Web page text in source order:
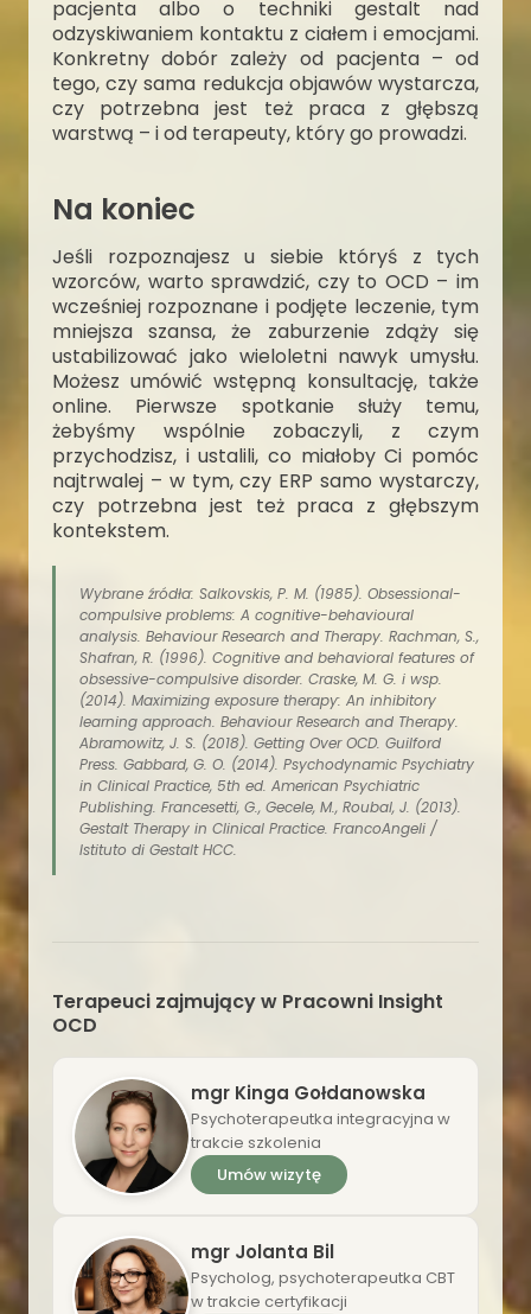
pacjenta albo o techniki gestalt nad
odzyskiwaniem kontaktu z ciałem i emocjami.
Konkretny dobór zależy od pacjenta – od
tego, czy sama redukcja objawów wystarcza,
czy potrzebna jest też praca z głębszą
warstwą – i od terapeuty, który go prowadzi.
Na koniec
Jeśli rozpoznajesz u siebie któryś z tych
wzorców, warto sprawdzić, czy to OCD – im
wcześniej rozpoznane i podjęte leczenie, tym
mniejsza szansa, że zaburzenie zdąży się
ustabilizować jako wieloletni nawyk umysłu.
Możesz umówić wstępną konsultację, także
online. Pierwsze spotkanie służy temu,
żebyśmy wspólnie zobaczyli, z czym
przychodzisz, i ustalili, co miałoby Ci pomóc
najtrwalej – w tym, czy ERP samo wystarczy,
czy potrzebna jest też praca z głębszym
kontekstem.
Wybrane źródła: Salkovskis, P. M. (1985). Obsessional-
compulsive problems: A cognitive-behavioural
analysis. Behaviour Research and Therapy. Rachman, S.,
Shafran, R. (1996). Cognitive and behavioral features of
obsessive-compulsive disorder. Craske, M. G. i wsp.
(2014). Maximizing exposure therapy: An inhibitory
learning approach. Behaviour Research and Therapy.
Abramowitz, J. S. (2018). Getting Over OCD. Guilford
Press. Gabbard, G. O. (2014). Psychodynamic Psychiatry
in Clinical Practice, 5th ed. American Psychiatric
Publishing. Francesetti, G., Gecele, M., Roubal, J. (2013).
Gestalt Therapy in Clinical Practice. FrancoAngeli /
Istituto di Gestalt HCC.
Terapeuci zajmujący w Pracowni Insight
OCD
mgr Kinga Gołdanowska
Psychoterapeutka integracyjna w
trakcie szkolenia
Umów wizytę
mgr Jolanta Bil
Psycholog, psychoterapeutka CBT
w trakcie certyfikacji